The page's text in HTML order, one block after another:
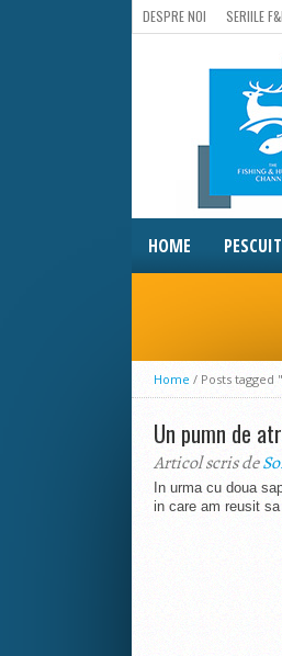
DESPRE NOI SERIILE
HOME PESCUIT
Home / Posts tagged
Un pumn de
Articol scris de
In urma cu doua
in care am reusit